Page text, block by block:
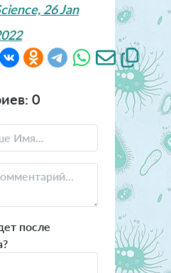
26 Jan
0
после